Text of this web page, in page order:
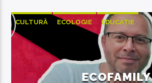
ACUM ÎN DIRECT
TO THE MOUNTAIN TOP
CULTURĂ ECOLOGIE EDUCAȚIE
ECOFAMILY